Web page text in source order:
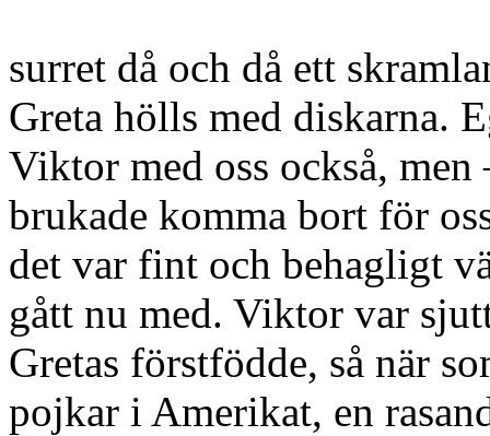
surret då och då ett
Greta hölls med diskarna.
Viktor med oss också,
brukade komma bort för
det var fint och behagligt
gått nu med. Viktor var
Gretas förstfödde, så när
pojkar i Amerikat, en